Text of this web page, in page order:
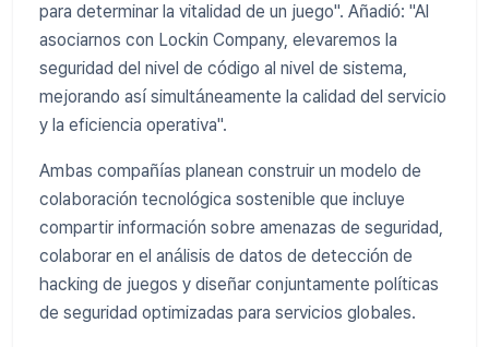
para determinar la vitalidad de un juego". Añadió: "Al
asociarnos con Lockin Company, elevaremos la
seguridad del nivel de código al nivel de sistema,
mejorando así simultáneamente la calidad del servicio
y la eficiencia operativa".
Ambas compañías planean construir un modelo de
colaboración tecnológica sostenible que incluye
compartir información sobre amenazas de seguridad,
colaborar en el análisis de datos de detección de
hacking de juegos y diseñar conjuntamente políticas
de seguridad optimizadas para servicios globales.